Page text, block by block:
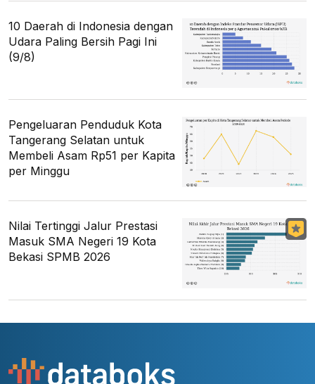
10 Daerah di Indonesia dengan
Udara Paling Bersih Pagi Ini
(9/8)
Pengeluaran Penduduk Kota
Tangerang Selatan untuk
Membeli Asam Rp51 per Kapita
per Minggu
Nilai Tertinggi Jalur Prestasi
Masuk SMA Negeri 19 Kota
Bekasi SPMB 2026